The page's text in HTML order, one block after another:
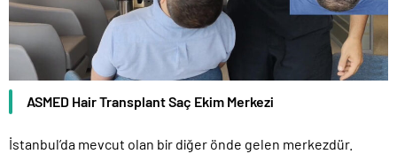
ASMED Hair Transplant Saç Ekim Merkezi
İstanbul’da mevcut olan bir diğer önde gelen merkezdür.